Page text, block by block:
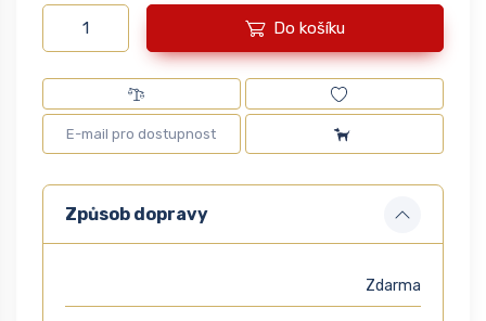
Do košíku
Způsob dopravy
Zdarma